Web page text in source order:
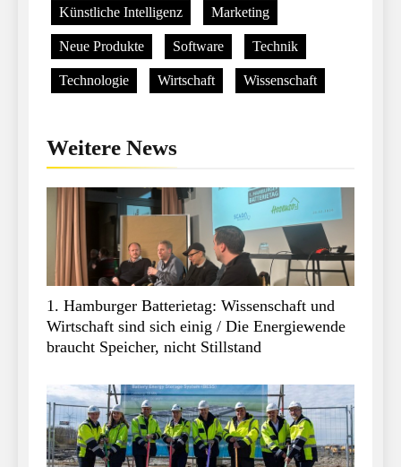
Künstliche Intelligenz Marketing
Neue Produkte Software Technik
Technologie Wirtschaft Wissenschaft
Weitere News
1. Hamburger Batterietag: Wissenschaft und
Wirtschaft sind sich einig / Die Energiewende
braucht Speicher, nicht Stillstand